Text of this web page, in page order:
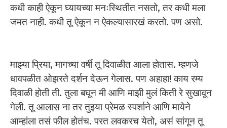
कधी काही ऐकून घ्यायच्या मनःस्थितीत नसतो, तर कधी मला
जमत नाही. कधी तू ऐकून न ऐकल्यासारखं करतो. पण असो.
माझ्या प्रिया, मागच्या वर्षी तू दिवाळीत आला होतास. म्हणजे
धावपळीत ओझरते दर्शन देऊन गेलास. पण अहाहा! काय रम्य
दिवाळी होती ती. तुला बघून मी आणि माझी मुलं किती रे सुखावून
गेली. तू आलास ना तर तुझ्या प्रेमळ स्पर्शाने आणि मायेने
आम्हांला तसं फील होतंच. परत लवकरच येतो, असं सांगून तू